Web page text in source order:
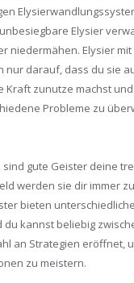
Elysier
niedermähen. Elysier
nur darauf, dass du sie
Kraft zunutze machst
Probleme zu
sind gute Geister deine
werden sie dir immer
bieten
du kannst beliebig
an Strategien eröffnet,
zu meistern.